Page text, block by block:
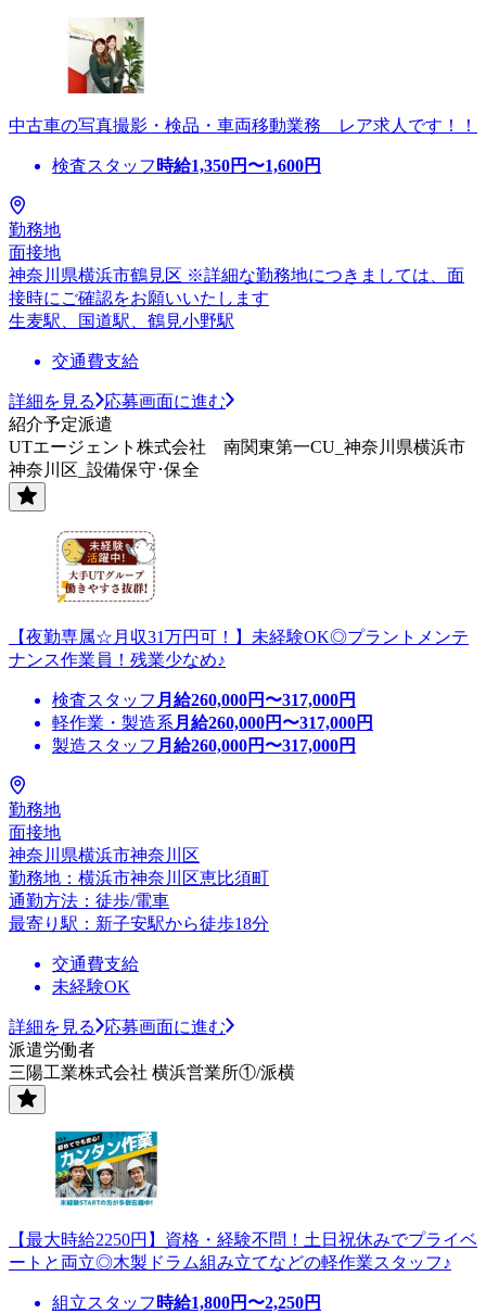
中古車の写真撮影・検品・車両移動業務 レア求人です！！
検査スタッフ 時給1,350円〜1,600円
勤務地
面接地
神奈川県横浜市鶴見区 ※詳細な勤務地につきましては、面
接時にご確認をお願いいたします
生麦駅、国道駅、鶴見小野駅
交通費支給
詳細を見る
応募画面に進む
紹介予定派遣
UTエージェント株式会社 南関東第一CU_神奈川県横浜市
神奈川区_設備保守･保全
【夜勤専属☆月収31万円可！】未経験OK◎プラントメンテ
ナンス作業員！残業少なめ♪
検査スタッフ 月給260,000円〜317,000円
軽作業・製造系 月給260,000円〜317,000円
製造スタッフ 月給260,000円〜317,000円
勤務地
面接地
神奈川県横浜市神奈川区
勤務地：横浜市神奈川区恵比須町
通勤方法：徒歩/電車
最寄り駅：新子安駅から徒歩18分
交通費支給
未経験OK
詳細を見る
応募画面に進む
派遣労働者
三陽工業株式会社 横浜営業所①/派横
【最大時給2250円】資格・経験不問！土日祝休みでプライベ
ートと両立◎木製ドラム組み立てなどの軽作業スタッフ♪
組立スタッフ 時給1,800円〜2,250円